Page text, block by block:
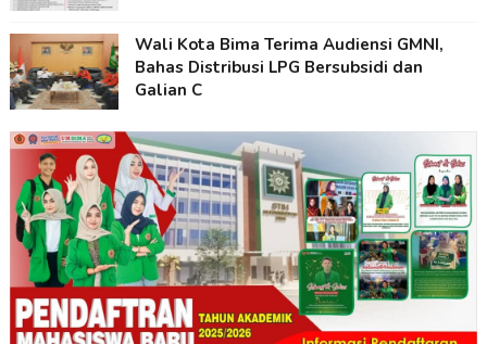
Wali Kota Bima Terima Audiensi GMNI,
Bahas Distribusi LPG Bersubsidi dan
Galian C